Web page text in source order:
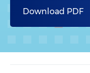
Download PDF